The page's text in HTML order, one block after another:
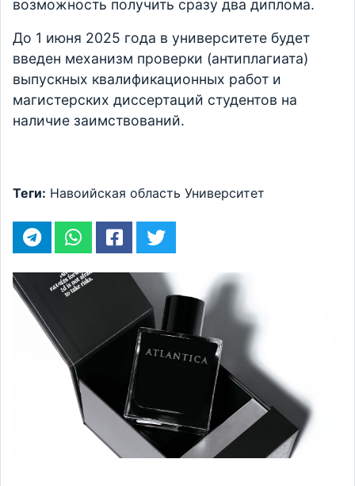
возможность получить сразу два диплома.
До 1 июня 2025 года в университете будет
введен механизм проверки (антиплагиата)
выпускных квалификационных работ и
магистерских диссертаций студентов на
наличие заимствований.
Теги: Навоийская область Университет